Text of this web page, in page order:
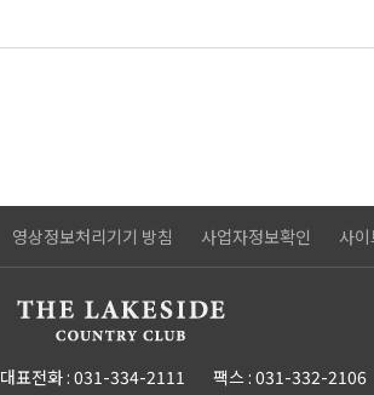
영상정보처리기기 방침 사업자정보확인 사
대표전화 : 031-334-2111 팩스 : 031-332-2106